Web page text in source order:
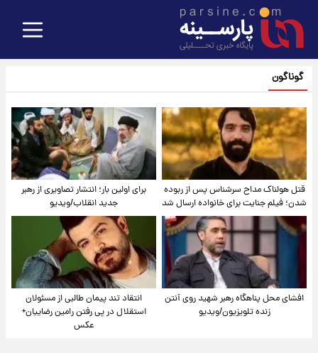
گوناگون
قتل هولناک مداح سرشناس پس از ربوده
شدن؛ فیلم جنایت برای خانواده ارسال شد
برای اولین بار؛ انتشار تصاویری از رهبر
جدید انقلاب/ویدیو
افشای محل پناهگاه‌ رهبر شهید روی آنتن
زنده تلویزیون/ویدیو
انتقاد تند پیمان طالبی از مسئولان
استقلال در پی رفتن رامین رضاییان+
عکس